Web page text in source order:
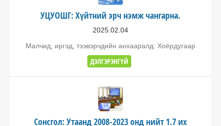
УЦУОШГ: Хүйтний эрч нэмж чангарна.
2025.02.04
Малчид, иргэд, тээвэрчдийн анхааралд: Хоёрдугаар
ДЭЛГЭРЭНГҮЙ
Сонсгол: Утаанд 2008-2023 онд нийт 1.7 их